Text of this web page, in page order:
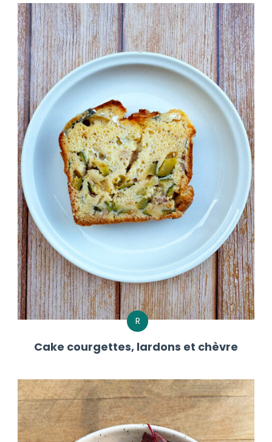
R
Cake courgettes, lardons et chèvre